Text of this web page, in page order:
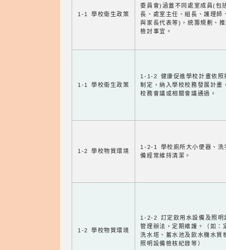
1-1 學校衛生政策
委員會)涵蓋不同處室成員(包
長、處室主任、組長、護理師
與家長代表等)，統籌規劃、
檢討事宜。
1-1 學校衛生政策
1-1-2 健康促進學校計畫依照
制定，納入學校校務發展計畫
校務會議或相關會議通過。
1-2 學校物質環境
1-2-1 學校廁所大小便器、洗
備經常維持清潔。
1-2 學校物質環境
1-2-2 訂定飲用水設備及照明
管理辦法，定期維護。（如：
洗水塔、蓄水池及飲水機水質
照明設備檢核紀錄等）